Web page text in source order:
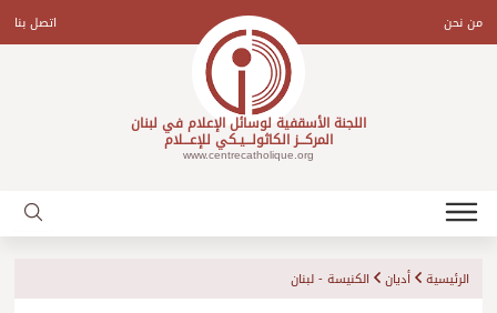
contentمن نحن اتصل بنا
اللجنة الأسقفية لوسائل الإعلام في لبنان
المركـــز الكاثولـــيـكي للإعـــلام
www.centrecatholique.org
الرئيسية أديان الكنيسة - لبنان